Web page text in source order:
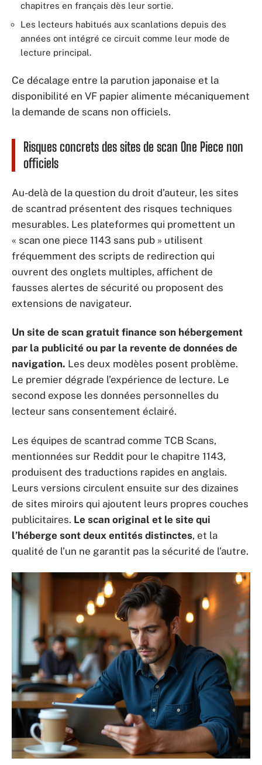
chapitres en français dès leur sortie.
Les lecteurs habitués aux scanlations depuis des
années ont intégré ce circuit comme leur mode de
lecture principal.
Ce décalage entre la parution japonaise et la
disponibilité en VF papier alimente mécaniquement
la demande de scans non officiels.
Risques concrets des sites de scan One Piece non
officiels
Au-delà de la question du droit d’auteur, les sites
de scantrad présentent des risques techniques
mesurables. Les plateformes qui promettent un
« scan one piece 1143 sans pub » utilisent
fréquemment des scripts de redirection qui
ouvrent des onglets multiples, affichent de
fausses alertes de sécurité ou proposent des
extensions de navigateur.
Un site de scan gratuit finance son hébergement
par la publicité ou par la revente de données de
navigation. Les deux modèles posent problème.
Le premier dégrade l’expérience de lecture. Le
second expose les données personnelles du
lecteur sans consentement éclairé.
Les équipes de scantrad comme TCB Scans,
mentionnées sur Reddit pour le chapitre 1143,
produisent des traductions rapides en anglais.
Leurs versions circulent ensuite sur des dizaines
de sites miroirs qui ajoutent leurs propres couches
publicitaires. Le scan original et le site qui
l’héberge sont deux entités distinctes, et la
qualité de l’un ne garantit pas la sécurité de l’autre.